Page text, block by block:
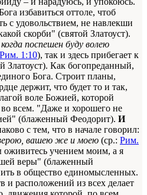
избавиться оттоле, чтоб
с удовольствием, не навлекши
скорби" (святой Златоуст).
поспешен буду волею
Рим. 1:10), так и здесь прибегает к
Златоуст). Как богопреданный,
Бога. Строит планы,
держит, что будет то и так,
воле Божией, которой
всем. "Даже и хорошего не
(блаженный Феодорит). И
с тем, что в начале говорил:
вашею же и моею (ср.: Рим.
оживитесь учением моим, а я
веры" (блаженный
в общество единомысленных.
и расположений из всех делает